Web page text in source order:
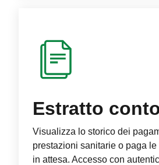
Estratto
Visualizza lo storico dei
prestazioni sanitarie o paga
in attesa. Accesso con